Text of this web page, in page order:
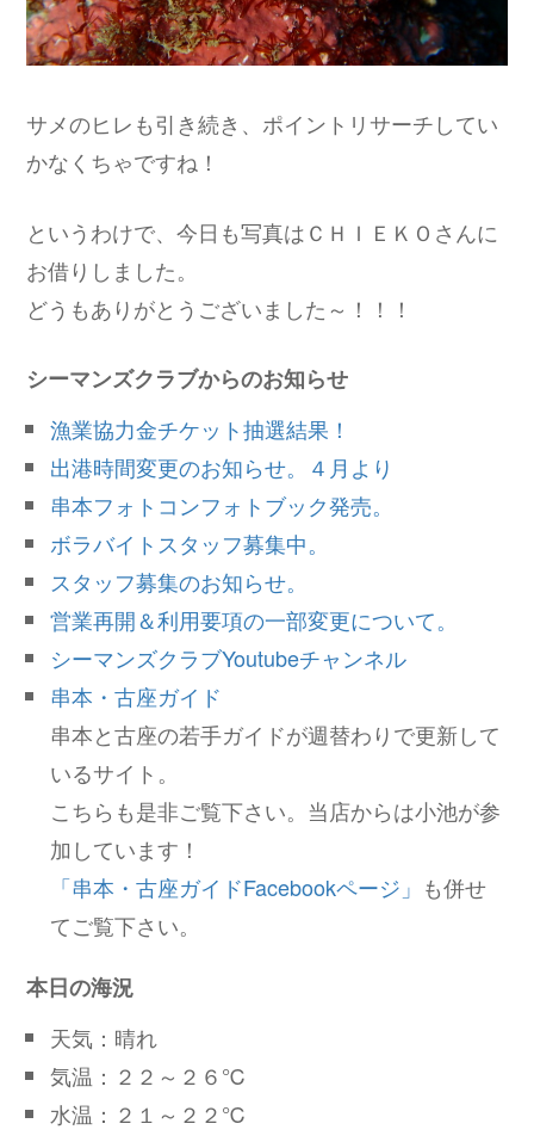
サメのヒレも引き続き、ポイントリサーチしてい
かなくちゃですね！
というわけで、今日も写真はＣＨＩＥＫＯさんに
お借りしました。
どうもありがとうございました～！！！
シーマンズクラブからのお知らせ
漁業協力金チケット抽選結果！
出港時間変更のお知らせ。４月より
串本フォトコンフォトブック発売。
ボラバイトスタッフ募集中。
スタッフ募集のお知らせ。
営業再開＆利用要項の一部変更について。
シーマンズクラブYoutubeチャンネル
串本・古座ガイド
串本と古座の若手ガイドが週替わりで更新して
いるサイト。
こちらも是非ご覧下さい。当店からは小池が参
加しています！
「串本・古座ガイドFacebookページ」 も併せ
てご覧下さい。
本日の海況
天気：晴れ
気温：２２～２６℃
水温：２１～２２℃